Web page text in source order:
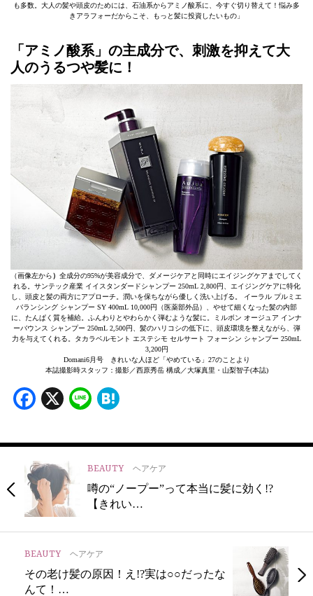
も多数。大人の髪や頭皮のためには、石油系からアミノ酸系に、今すぐ切り替えて！悩み多
きアラフォーだからこそ、もっと髪に投資したいもの」
「アミノ酸系」の主成分で、刺激を抑えて大
人のうるつや髪に！
（画像左から） 全成分の95%が美容成分で、ダメージケアと同時にエイジングケアまでしてく
れる。サンテック産業 イイスタンダードシャンプー 250mL 2,800円、エイジングケアに特化
し、頭皮と髪の両方にアプローチ。潤いを保ちながら優しく洗い上げる。 イーラル プルミエ
バランシング シャンプー SY 400mL 10,000円（医薬部外品）、やせて細くなった髪の内部
に、たんぱく質を補給。ふんわりとやわらかく弾むような髪に。ミルボン オージュア インナ
ーバウンス シャンプー 250mL 2,500円、髪のハリコシの低下に、頭皮環境を整えながら、弾
力を与えてくれる。タカラベルモント エステシモ セルサート フォーシン シャンプー 250mL
3,200円
Domani6月号 きれいな人ほど「やめている」27のことより
本誌撮影時スタッフ：撮影／西原秀岳 構成／大塚真里・山梨智子(本誌)
Facebook
X Line
BEAUTY ヘアケア
噂の“ノープー”って本当に髪に効く!?
【きれい…
BEAUTY ヘアケア
その老け髪の原因！え!?実は○○だったな
んて！…